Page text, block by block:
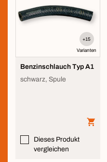
+15
Varianten
Benzinschlauch Typ A1
schwarz, Spule
Dieses Produkt
vergleichen